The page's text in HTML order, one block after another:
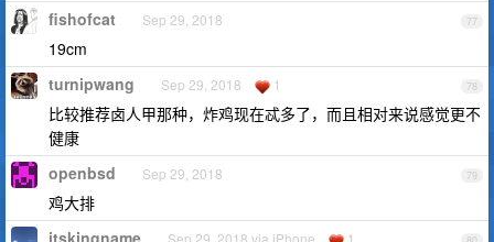
77
fishofcat Sep 29, 2018
19cm
78
turnipwang Sep 29, 2018 1
比较推荐卤人甲那种，炸鸡现在忒多了，而且相对来说感觉更不
健康
79
openbsd Sep 29, 2018
鸡大排
itskingname Sep 29, 2018 via iPhone 1